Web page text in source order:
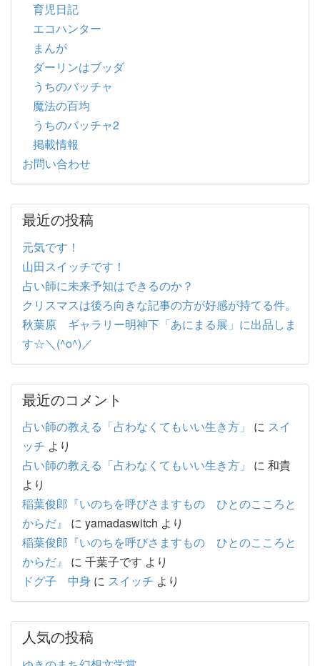
育児日記
エコハンター
まんが
ダーリンはブッダ
うちのバッチャ
魔法の百均
うちのバッチャ2
掲載情報
お問い合わせ
最近の投稿
元気です！
山田スイッチです！
占い師に未来予知はできるのか？
クリスマスは後ろ向きな記事の方が好感が持てる件。
秋葉原 ギャラリー明神下「あにまる展」に出品しま
す☆＼(^o^)／
最近のコメント
占い師の教える「占わなくてもいい生き方」 に スイ
ッチ より
占い師の教える「占わなくてもいい生き方」
に 和貴
より
稲葉俊郎『いのちを呼びさますもの ひとのこころと
からだ』
に yamadaswitch より
稲葉俊郎『いのちを呼びさますもの ひとのこころと
からだ』
に 千葉子です より
ドグ子 中身 に スイッチ より
人気の投稿